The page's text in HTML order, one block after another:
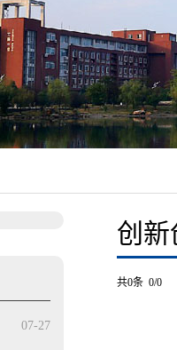
07-27
创新
共0条 0/0